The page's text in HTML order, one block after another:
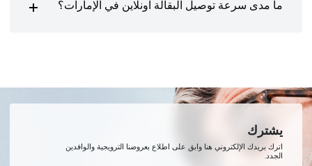
ما مدى سرعة توصيل البقالة اونلاين في الإمارات؟
يشترك
اترك بريدك الإلكتروني هنا وابق على اطلاع بعروضنا الترويجية والوافدين
الجدد.